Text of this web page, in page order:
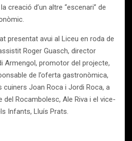
creació d’un altre “escenari” de
presentat avui al Liceu en roda de
Roger Guasch, director
Armengol, promotor del projecte,
de l’oferta gastronòmica,
cuiners Joan Roca i Jordi Roca, a
del Rocambolesc, Ale Riva i el vice-
Infants, Lluís Prats.